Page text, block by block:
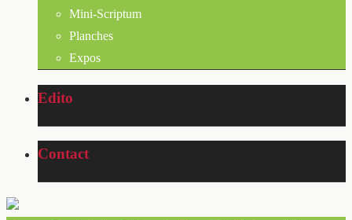
Mini-Scriptum
Planches
Expos
Edito
Contact